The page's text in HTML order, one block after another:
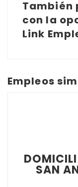
También
con la
Link
Empleos
SAN